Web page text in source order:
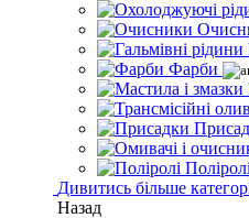
Фарби
Поліролі
Дивитись більше
Назад